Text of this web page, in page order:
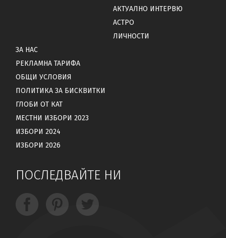
АКТУАЛНО ИНТЕРВЮ
АСТРО
ЛИЧНОСТИ
ЗА НАС
РЕКЛАМНА ТАРИФА
ОБЩИ УСЛОВИЯ
ПОЛИТИКА ЗА БИСКВИТКИ
ГЛОБИ ОТ КАТ
МЕСТНИ ИЗБОРИ 2023
ИЗБОРИ 2024
ИЗБОРИ 2026
ПОСЛЕДВАЙТЕ НИ